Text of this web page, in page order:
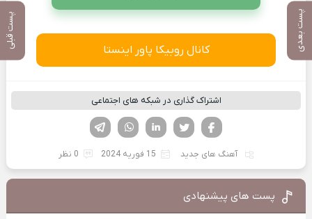
پست بعدی پست قبلی
کانال روبیکا پاور اینستا
اشتراک گذاری در شبکه های اجتماعی
لینکدین تویتر
فیسوک
آهنگ های جدید 15 فوریه 2024 0 نظر
پست های پیشنهادی